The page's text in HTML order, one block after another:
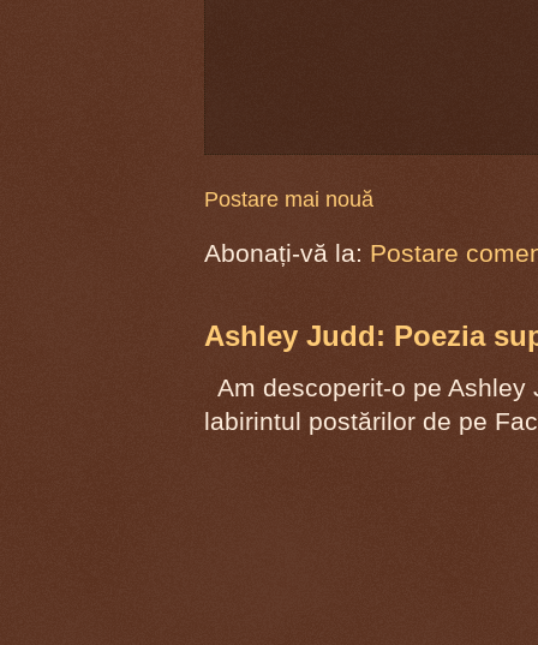
Postare mai nouă
Abonați-vă la: Postare
Ashley Judd: Poezia
Am descoperit-o pe
labirintul postărilor de pe